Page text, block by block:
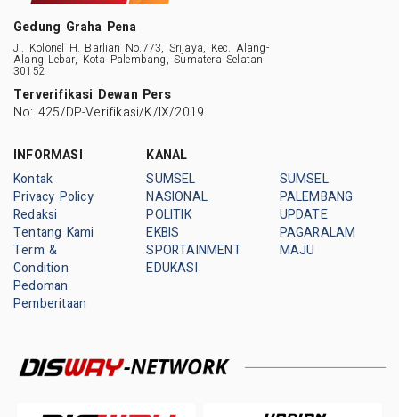
Gedung Graha Pena
Jl. Kolonel H. Barlian No.773, Srijaya, Kec. Alang-
Alang Lebar, Kota Palembang, Sumatera Selatan
30152
Terverifikasi Dewan Pers
No: 425/DP-Verifikasi/K/IX/2019
INFORMASI
Kontak
Privacy Policy
Redaksi
Tentang Kami
Term &
Condition
Pedoman
Pemberitaan
KANAL
SUMSEL
NASIONAL
POLITIK
EKBIS
SPORTAINMENT
EDUKASI
SUMSEL
PALEMBANG
UPDATE
PAGARALAM
MAJU